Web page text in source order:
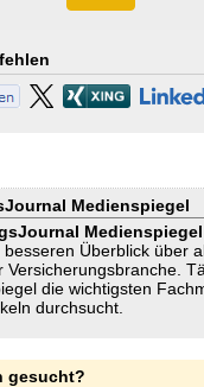
Medienspiegel
Medienspiegel
Überblick über
Versicherungsbranche.
die wichtigsten
durchsucht.
gesucht?